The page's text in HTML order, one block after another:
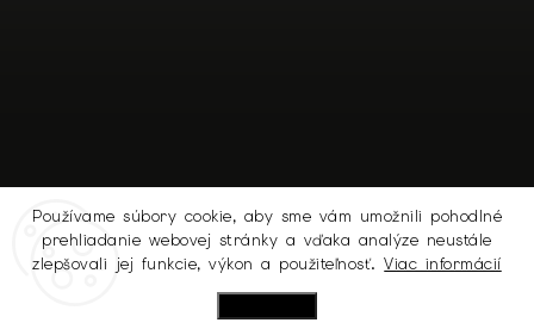
Používame súbory cookie, aby sme vám umožnili pohodlné
prehliadanie webovej stránky a vďaka analýze neustále
zlepšovali jej funkcie, výkon a použiteľnosť.Viac informácií
Sledovať na Instagrame